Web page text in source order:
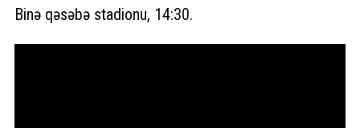
Binə qəsəbə stadionu, 14:30.